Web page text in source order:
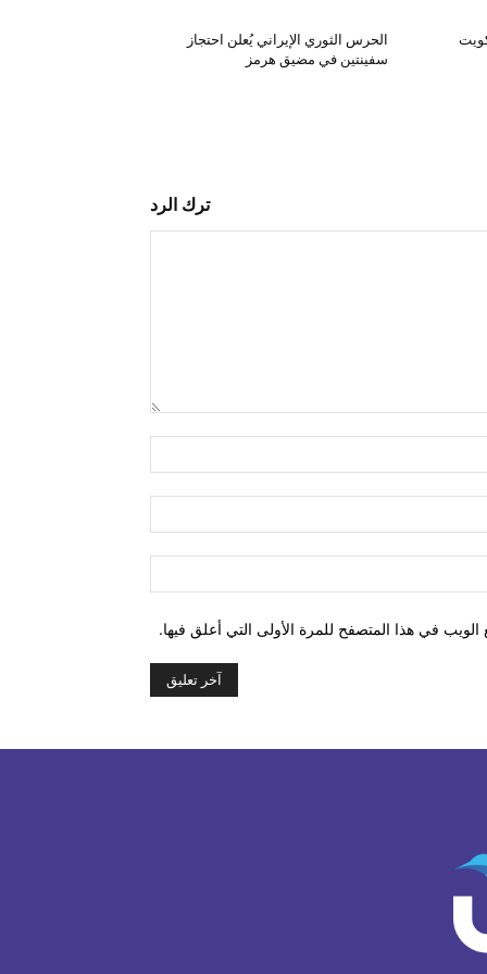
الحرس الثوري الإيراني يُعلن احتجاز
سفينتين في مضيق هرمز
ترك الرد
الإلكتروني:*
في هذا المتصفح للمرة الأولى التي أعلق فيها.